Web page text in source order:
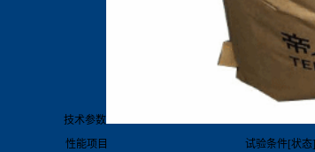
技术参数
性能项目
试验条件[状态]